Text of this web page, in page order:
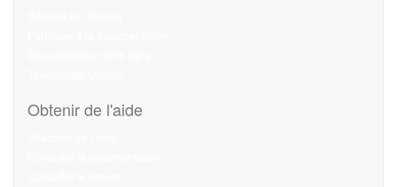
Obtenir de l'aide